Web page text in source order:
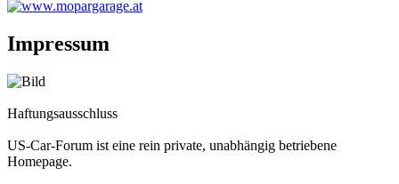
Impressum
Haftungsausschluss
US-Car-Forum ist eine rein private, unabhängig betriebene
Homepage.